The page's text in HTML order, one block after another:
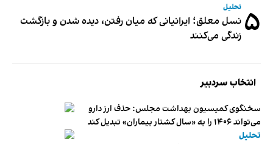
۵ تحلیل
نسل معلق؛ ایرانیانی که میان رفتن، دیده شدن و بازگشت
زندگی می‌کنند
انتخاب سردبیر
سخنگوی کمیسیون بهداشت مجلس: حذف ارز دارو
می‌تواند ۱۴۰۶ را به «سال کشتار بیماران» تبدیل کند
تحلیل